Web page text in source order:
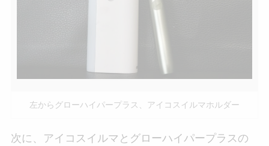
左からグローハイパープラス、アイコスイルマホルダー
次に、アイコスイルマとグローハイパープラスの